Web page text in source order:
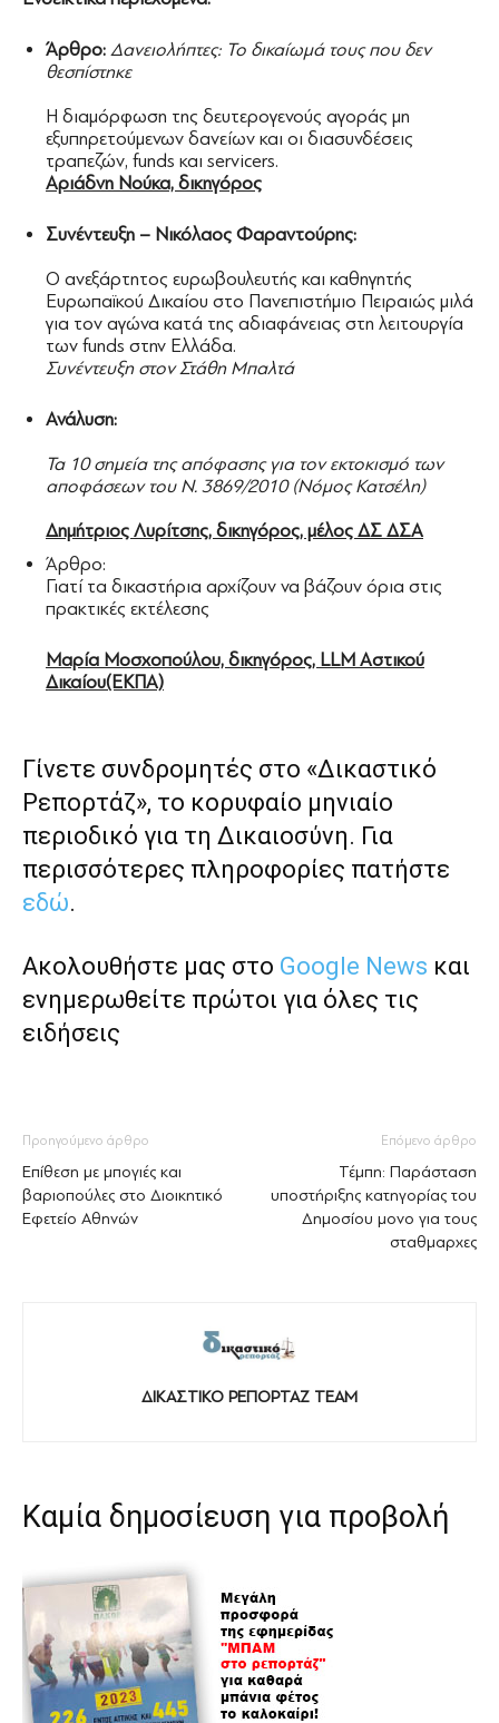
Άρθρο: Δανειολήπτες: Το δικαίωμά τους που δεν
θεσπίστηκε
Η διαμόρφωση της δευτερογενούς αγοράς μη
εξυπηρετούμενων δανείων και οι διασυνδέσεις
τραπεζών, funds και servicers.
Αριάδνη Νούκα, δικηγόρος
Συνέντευξη – Νικόλαος Φαραντούρης:
Ο ανεξάρτητος ευρωβουλευτής και καθηγητής
Ευρωπαϊκού Δικαίου στο Πανεπιστήμιο Πειραιώς μιλά
για τον αγώνα κατά της αδιαφάνειας στη λειτουργία
των funds στην Ελλάδα.
Συνέντευξη στον Στάθη Μπαλτά
Ανάλυση:
Τα 10 σημεία της απόφασης για τον εκτοκισμό των
αποφάσεων του Ν. 3869/2010 (Νόμος Κατσέλη)
Δημήτριος Λυρίτσης, δικηγόρος, μέλος ΔΣ ΔΣΑ
Άρθρο:
Γιατί τα δικαστήρια αρχίζουν να βάζουν όρια στις
πρακτικές εκτέλεσης
Μαρία Μοσχοπούλου, δικηγόρος, LLM Αστικού
Δικαίου(ΕΚΠΑ)
Γίνετε συνδρομητές στο «Δικαστικό
Ρεπορτάζ», το κορυφαίο μηνιαίο
περιοδικό για τη Δικαιοσύνη. Για
περισσότερες πληροφορίες πατήστε
εδώ.
Ακολουθήστε μας στο Google News και
ενημερωθείτε πρώτοι για όλες τις
ειδήσεις
Προηγούμενο άρθρο
Επίθεση με μπογιές και
βαριοπούλες στο Διοικητικό
Εφετείο Αθηνών
Επόμενο άρθρο
Τέμπη: Παράσταση
υποστήριξης κατηγορίας του
Δημοσίου μονο για τους
σταθμαρχες
ΔΙΚΑΣΤΙΚΟ ΡΕΠΟΡΤΑΖ TEAM
Καμία δημοσίευση για προβολή